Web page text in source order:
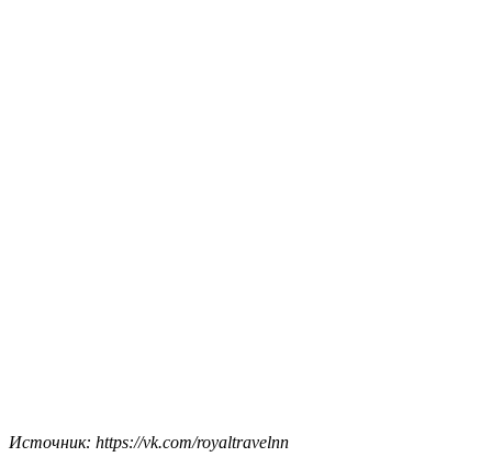
Источник: https://vk.com/royaltravelnn